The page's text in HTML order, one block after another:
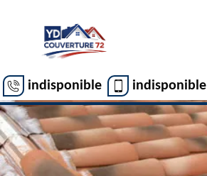
indisponible indisponible